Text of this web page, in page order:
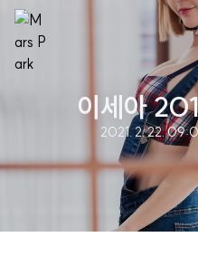
이세아
2021. 2. 22.